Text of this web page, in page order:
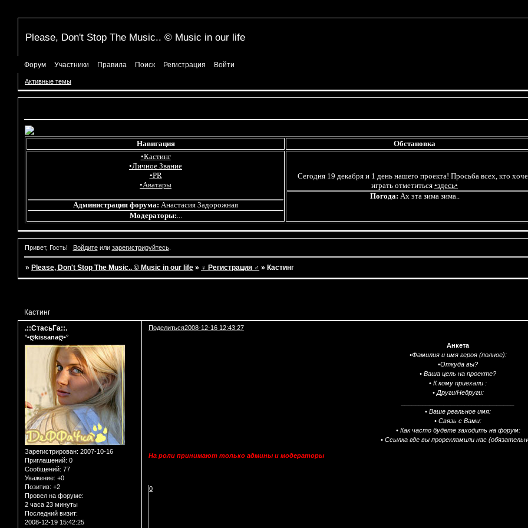
Please, Don't Stop The Music.. © Music in our life
Форум Участники Правила Поиск Регистрация Войти
Активные темы
Навигация Обстановка
•Кастинг
•Личное Звание
•PR
•Аватары
Администрация форума: Анастасия Задорожная
Модераторы:...
Сегодня 19 декабря и 1 день нашего проекта! Просьба всех, кто
играть отметиться •здесь•
Погода: Ах эта зима зима..
Привет, Гость! Войдитеили зарегистрируйтесь.
» Please, Don't Stop The Music.. © Music in our life » ♀ Регистрация ♂ » Кастинг
Кастинг
Поделиться2008-12-16 12:43:27
.::СтасьГа::.
°•ღkissanaღ•°
Зарегистрирован: 2007-10-16
Приглашений: 0
Сообщений: 77
Уважение: +0
Позитив: +2
Провел на форуме:
2 часа 23 минуты
Последний визит:
2008-12-19 15:42:25
Анкета
•Фамилия и имя героя (полное):
•Откуда вы?
• Ваша цель на проекте?
• К кому приехали :
• Други/Недруги:
• Ваше реальное имя:
• Связь с Вами:
• Как часто будете заходить на форум:
• Ссылка где вы прорекламили нас
На роли принимают только админы и модераторы
0